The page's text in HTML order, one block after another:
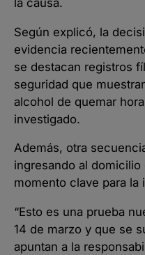
Según explicó, la
evidencia
se destacan registros
seguridad que
alcohol de quemar
investigado.
Además, otra
ingresando al
momento clave para la
“Esto es una prueba
14 de marzo y que se
apuntan a la